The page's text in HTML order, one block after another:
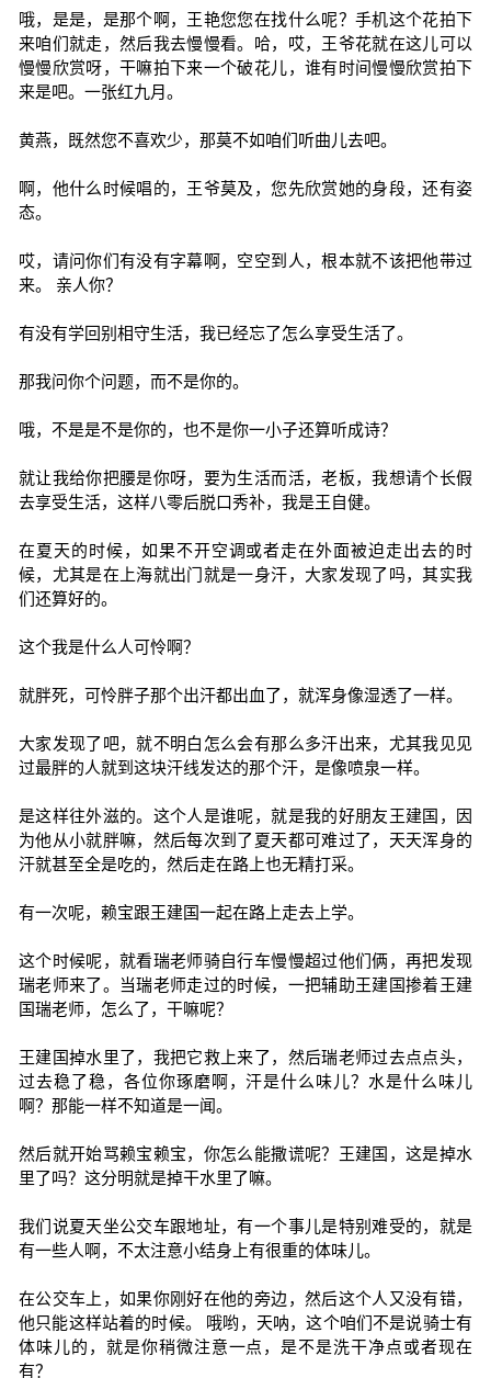
哦，是是，是那个啊，王艳您您在找什么呢？手机这个花拍下
来咱们就走，然后我去慢慢看。哈，哎，王爷花就在这儿可以
慢慢欣赏呀，干嘛拍下来一个破花儿，谁有时间慢慢欣赏拍下
来是吧。一张红九月。
黄燕，既然您不喜欢少，那莫不如咱们听曲儿去吧。
啊，他什么时候唱的，王爷莫及，您先欣赏她的身段，还有姿
态。
哎，请问你们有没有字幕啊，空空到人，根本就不该把他带过
来。 亲人你？
有没有学回别相守生活，我已经忘了怎么享受生活了。
那我问你个问题，而不是你的。
哦，不是是不是你的，也不是你一小子还算听成诗？
就让我给你把腰是你呀，要为生活而活，老板，我想请个长假
去享受生活，这样八零后脱口秀补，我是王自健。
在夏天的时候，如果不开空调或者走在外面被迫走出去的时
候，尤其是在上海就出门就是一身汗，大家发现了吗，其实我
们还算好的。
这个我是什么人可怜啊？
就胖死，可怜胖子那个出汗都出血了，就浑身像湿透了一样。
大家发现了吧，就不明白怎么会有那么多汗出来，尤其我见见
过最胖的人就到这块汗线发达的那个汗，是像喷泉一样。
是这样往外滋的。这个人是谁呢，就是我的好朋友王建国，因
为他从小就胖嘛，然后每次到了夏天都可难过了，天天浑身的
汗就甚至全是吃的，然后走在路上也无精打采。
有一次呢，赖宝跟王建国一起在路上走去上学。
这个时候呢，就看瑞老师骑自行车慢慢超过他们俩，再把发现
瑞老师来了。当瑞老师走过的时候，一把辅助王建国掺着王建
国瑞老师，怎么了，干嘛呢？
王建国掉水里了，我把它救上来了，然后瑞老师过去点点头，
过去稳了稳，各位你琢磨啊，汗是什么味儿？水是什么味儿
啊？那能一样不知道是一闻。
然后就开始骂赖宝赖宝，你怎么能撒谎呢？王建国，这是掉水
里了吗？这分明就是掉干水里了嘛。
我们说夏天坐公交车跟地址，有一个事儿是特别难受的，就是
有一些人啊，不太注意小结身上有很重的体味儿。
在公交车上，如果你刚好在他的旁边，然后这个人又没有错，
他只能这样站着的时候。 哦哟，天呐，这个咱们不是说骑士有
体味儿的，就是你稍微注意一点，是不是洗干净点或者现在
有？